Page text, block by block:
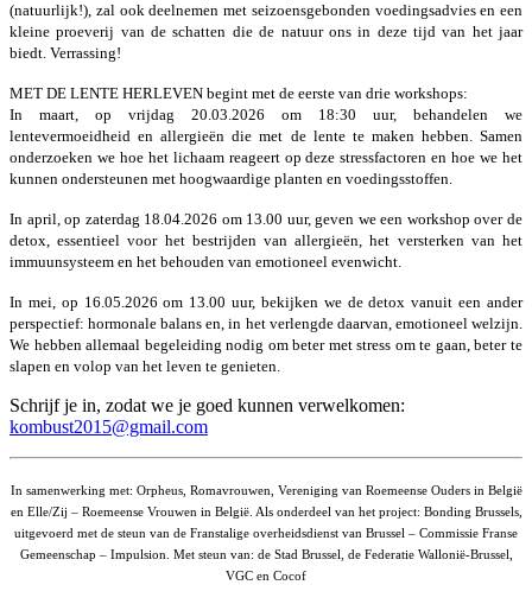
(natuurlijk!), zal ook deelnemen met seizoensgebonden voedingsadvies en een
kleine proeverij van de schatten die de natuur ons in deze tijd van het jaar
biedt. Verrassing!
MET DE LENTE HERLEVEN begint met de eerste van drie workshops:
In maart, op vrijdag 20.03.2026 om 18:30 uur, behandelen we
lentevermoeidheid en allergieën die met de lente te maken hebben. Samen
onderzoeken we hoe het lichaam reageert op deze stressfactoren en hoe we het
kunnen ondersteunen met hoogwaardige planten en voedingsstoffen.
In april, op zaterdag 18.04.2026 om 13.00 uur, geven we een workshop over de
detox, essentieel voor het bestrijden van allergieën, het versterken van het
immuunsysteem en het behouden van emotioneel evenwicht.
In mei, op 16.05.2026 om 13.00 uur, bekijken we de detox vanuit een ander
perspectief: hormonale balans en, in het verlengde daarvan, emotioneel welzijn.
We hebben allemaal begeleiding nodig om beter met stress om te gaan, beter te
slapen en volop van het leven te genieten.
Schrijf je in, zodat we je goed kunnen verwelkomen:
kombust2015@gmail.com
In samenwerking met: Orpheus, Romavrouwen, Vereniging van Roemeense Ouders in België
en Elle/Zij – Roemeense Vrouwen in België. Als onderdeel van het project: Bonding Brussels,
uitgevoerd met de steun van de Franstalige overheidsdienst van Brussel – Commissie Franse
Gemeenschap – Impulsion. Met steun van: de Stad Brussel, de Federatie Wallonië-Brussel,
VGC en Cocof